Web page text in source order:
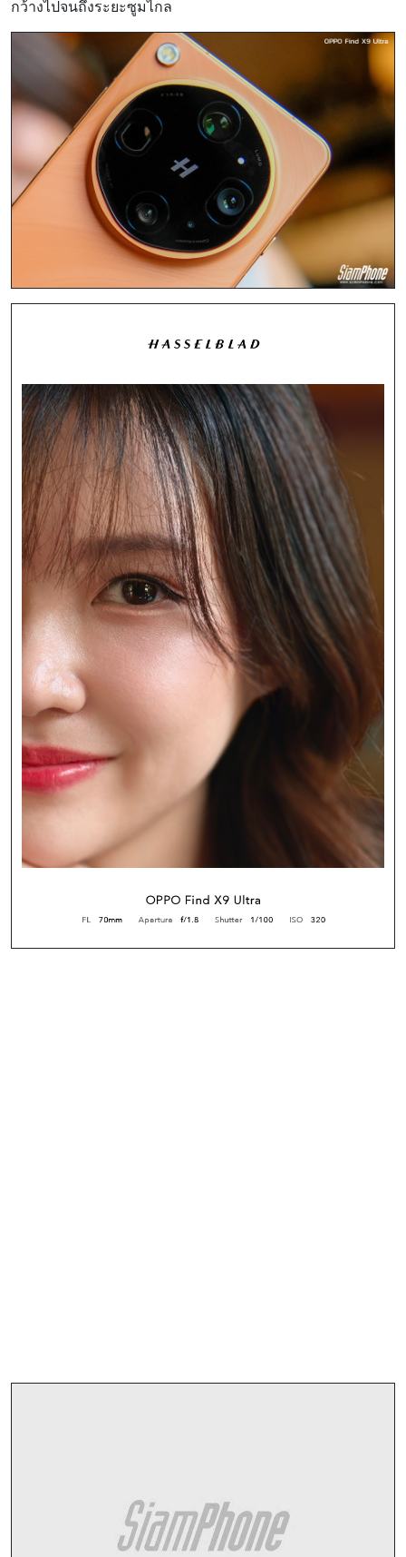
กว้างไปจนถึงระยะซูมไกล